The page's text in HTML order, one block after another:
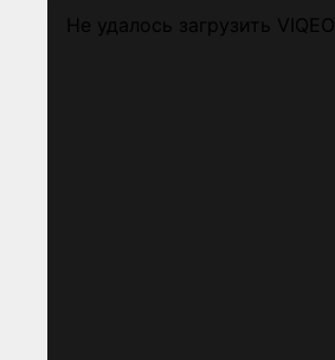
Не удалось загрузить VIQEO